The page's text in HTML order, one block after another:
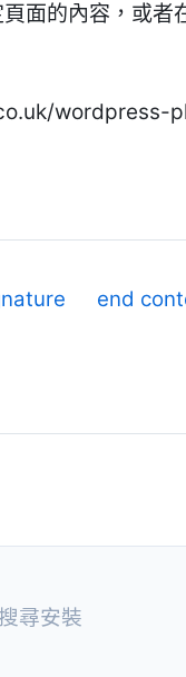
面的內容，或者
wordpress-
end
尋安裝